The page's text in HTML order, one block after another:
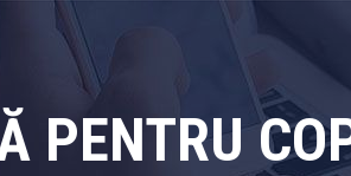
PENTRU